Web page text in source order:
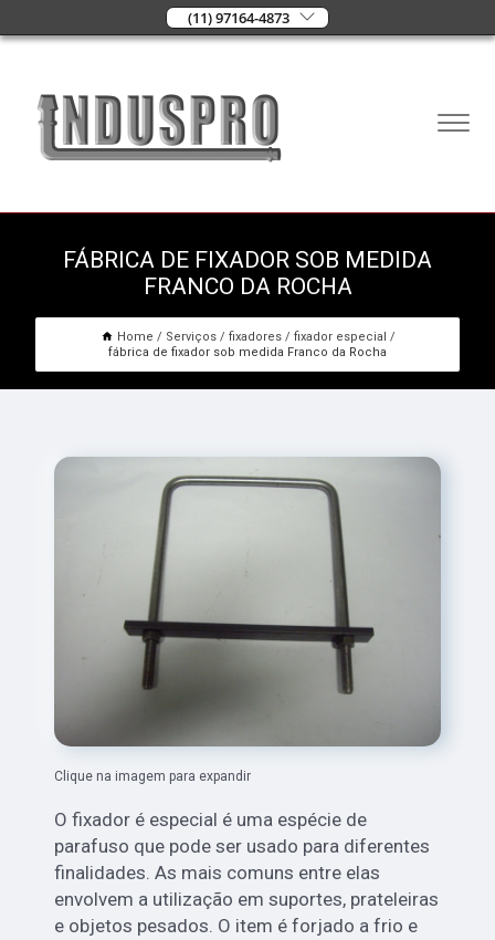
(11) 97164-4873
FÁBRICA DE FIXADOR SOB MEDIDA
FRANCO DA ROCHA
Home Serviços fixadores
fixador especial
fábrica de fixador sob medida Franco da Rocha
Clique na imagem para expandir
O fixador é especial é uma espécie de
parafuso que pode ser usado para diferentes
finalidades. As mais comuns entre elas
envolvem a utilização em suportes, prateleiras
e objetos pesados. O item é forjado a frio e